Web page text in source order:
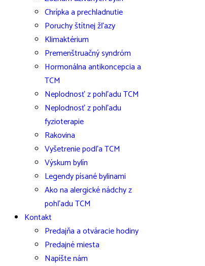
Chrípka a prechladnutie
Poruchy štítnej žľazy
Klimaktérium
Premenštruačný syndróm
Hormonálna antikoncepcia a
TCM
Neplodnosť z pohľadu TCM
Neplodnosť z pohľadu
fyzioterapie
Rakovina
Vyšetrenie podľa TCM
Výskum bylín
Legendy písané bylinami
Ako na alergické nádchy z
pohľadu TCM
Kontakt
Predajňa a otváracie hodiny
Predajné miesta
Napíšte nám